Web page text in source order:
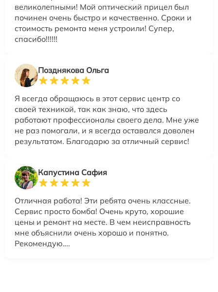
великолепными! Мой оптический прицел был
починен очень быстро и качественно. Сроки и
стоимость ремонта меня устроили! Супер,
спасибо!!!!!!
Позднякова Ольга
Я всегда обращаюсь в этот сервис центр со
своей техникой, так как знаю, что здесь
работают профессионалы своего дела. Мне уже
не раз помогали, и я всегда оставался доволен
результатом. Благодарю за отличный сервис!
Капустина Сафия
Отличная работа! Эти ребята очень классные.
Сервис просто бомба! Очень круто, хорошие
цены и ремонт на месте. В чем неисправность
мне объяснили очень хорошо и понятно.
Рекомендую….